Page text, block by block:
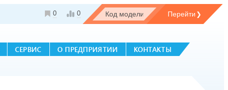
0 0
СЕРВИС О ПРЕДПРИЯТИИ КОНТАКТЫ